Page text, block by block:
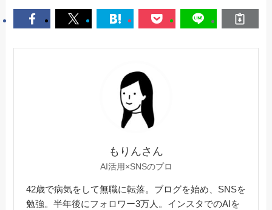
もりんさん
AI活用×SNSのプロ
42歳で病気をして無職に転落。ブログを始め、SNSを
勉強。半年後にフォロワー3万人。インスタでのAIを